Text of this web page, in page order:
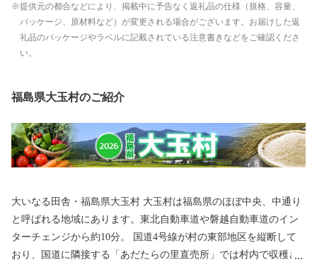
提供元の都合などにより、掲載中に予告なく返礼品の仕様（規格、容量、
パッケージ、原材料など）が変更される場合がございます。お届けした返
礼品のパッケージやラベルに記載されている注意書きなどをご確認くださ
い。
福島県大玉村のご紹介
大いなる田舎・福島県大玉村 大玉村は福島県のほぼ中央、中通り
と呼ばれる地域にあります。東北自動車道や磐越自動車道のイン
ターチェンジから約10分。 国道4号線が村の東部地区を縦断して
おり、国道に隣接する「あだたらの里直売所」では村内で収穫さ